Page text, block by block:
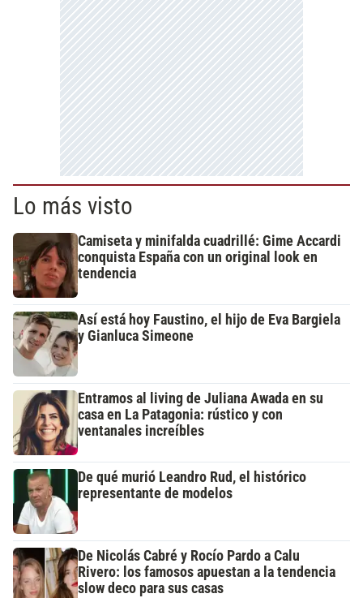
Lo más visto
Camiseta y minifalda cuadrillé: Gime Accardi
conquista España con un original look en
tendencia
Así está hoy Faustino, el hijo de Eva Bargiela
y Gianluca Simeone
Entramos al living de Juliana Awada en su
casa en La Patagonia: rústico y con
ventanales increíbles
De qué murió Leandro Rud, el histórico
representante de modelos
De Nicolás Cabré y Rocío Pardo a Calu
Rivero: los famosos apuestan a la tendencia
slow deco para sus casas